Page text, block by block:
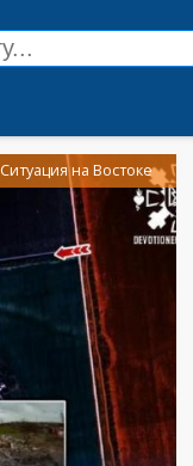
Ситуация на Востоке